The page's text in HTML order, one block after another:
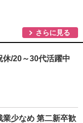
さらに見る
/20～30代活躍中
業少なめ 第二新卒歓